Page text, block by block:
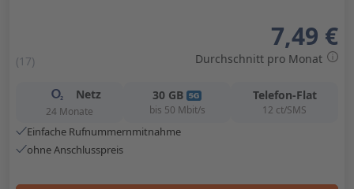
(17)
7,49 €
Durchschnitt pro Monat
Netz
24 Monate
30 GB
bis 50 Mbit/s
Telefon-Flat
12 ct/SMS
Einfache Rufnummernmitnahme
ohne Anschlusspreis